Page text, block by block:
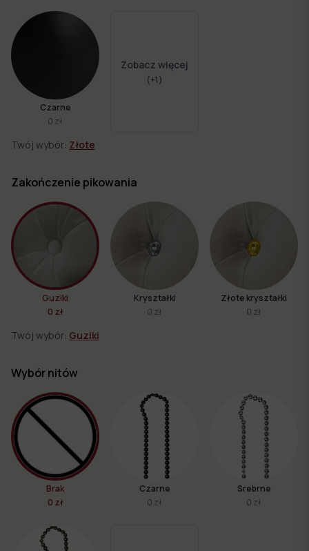
Czarne
0 zł
Zobacz więcej
(+1)
Twój wybór: Złote
Zakończenie pikowania
Guziki
0 zł
Kryształki
0 zł
Złote kryształki
0 zł
Twój wybór: Guziki
Wybór nitów
Brak
0 zł
Czarne
0 zł
Srebrne
0 zł